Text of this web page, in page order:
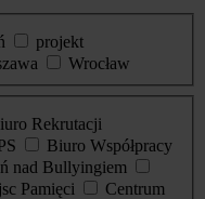
projekt
Wrocław
Rekrutacji
Biuro Współpracy
nad Bullyingiem
Pamięci
Centrum